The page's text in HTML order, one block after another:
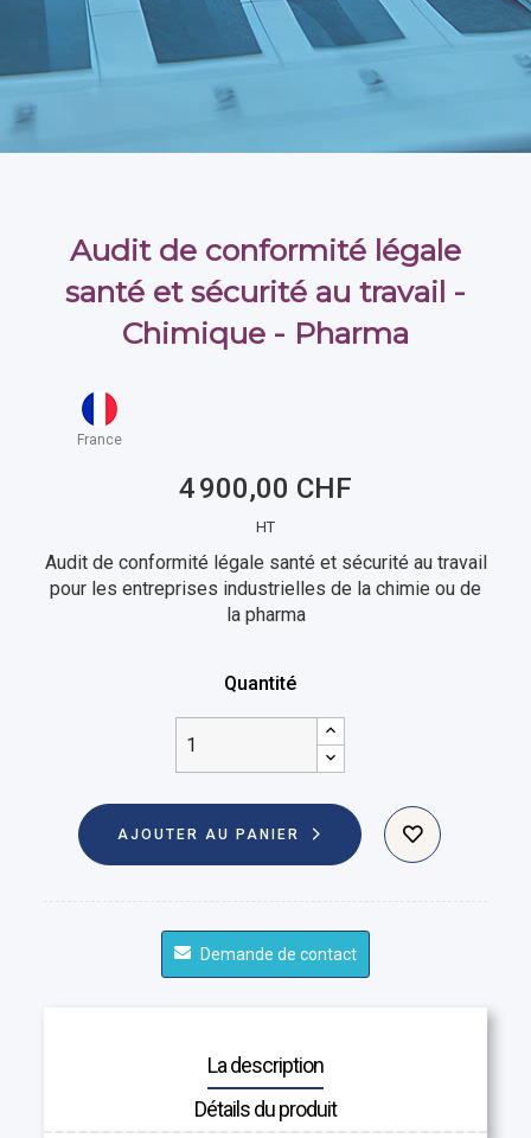
Audit de conformité légale
santé et sécurité au travail -
Chimique - Pharma
France
4 900,00 CHF
HT
Audit de conformité légale santé et sécurité au travail
pour les entreprises industrielles de la chimie ou de
la pharma
Quantité
AJOUTER AU PANIER
Demande de contact
La description
Détails du produit